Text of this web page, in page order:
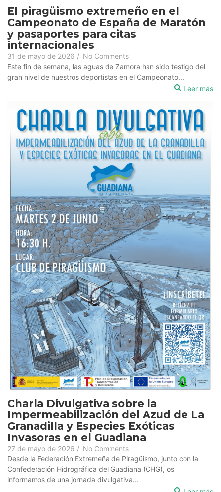
El piragüismo extremeño en el
Campeonato de España de Maratón
y pasaportes para citas
internacionales
31 de mayo de 2026 / No Comments
Este fin de semana, las aguas de Zamora han sido testigo del
gran nivel de nuestros deportistas en el Campeonato...
Leer más
Charla Divulgativa sobre la
Impermeabilización del Azud de La
Granadilla y Especies Exóticas
Invasoras en el Guadiana
27 de mayo de 2026 / No Comments
Desde la Federación Extremeña de Piragüismo, junto con la
Confederación Hidrográfica del Guadiana (CHG), os
informamos de una jornada divulgativa...